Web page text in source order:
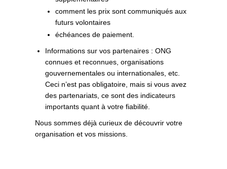
comment les prix sont communiqués aux
futurs volontaires
échéances de paiement.
Informations sur vos partenaires : ONG
connues et reconnues, organisations
gouvernementales ou internationales, etc.
Ceci n’est pas obligatoire, mais si vous avez
des partenariats, ce sont des indicateurs
importants quant à votre fiabilité.
Nous sommes déjà curieux de découvrir votre
organisation et vos missions.